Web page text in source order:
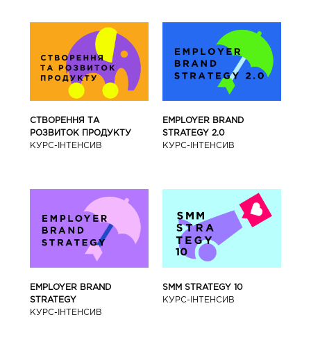
СТВОРЕННЯ ТА
РОЗВИТОК ПРОДУКТУ
КУРС-IНТЕНСИВ
EMPLOYER BRAND
STRATEGY 2.0
КУРС-IНТЕНСИВ
EMPLOYER BRAND
STRATEGY
КУРС-IНТЕНСИВ
SMM STRATEGY 10
КУРС-IНТЕНСИВ